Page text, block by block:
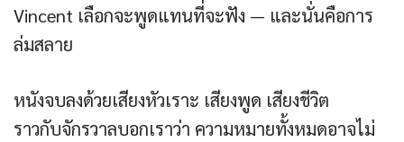
Vincent เลือกจะพูดแทนที่จะฟัง — และนั่นคือการ
ล่มสลาย
หนังจบลงด้วยเสียงหัวเราะ เสียงพูด เสียงชีวิต
ราวกับจักรวาลบอกเราว่า ความหมายทั้งหมดอาจไม่